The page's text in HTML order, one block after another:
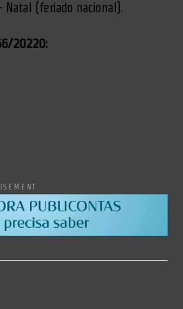
(feriado nacional).
20220: